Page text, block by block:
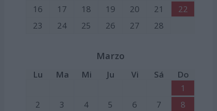
16
17 18 19 20 21
22
23
24 25 26 27 28
Marzo
Lu Ma Mi Ju Vi Sá
Do
1
2
3 4 5 6 7
8